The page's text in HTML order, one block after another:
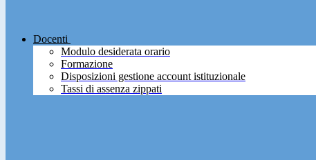
Docenti
Modulo desiderata orario
Formazione
Disposizioni gestione account istituzionale
Tassi di assenza zippati